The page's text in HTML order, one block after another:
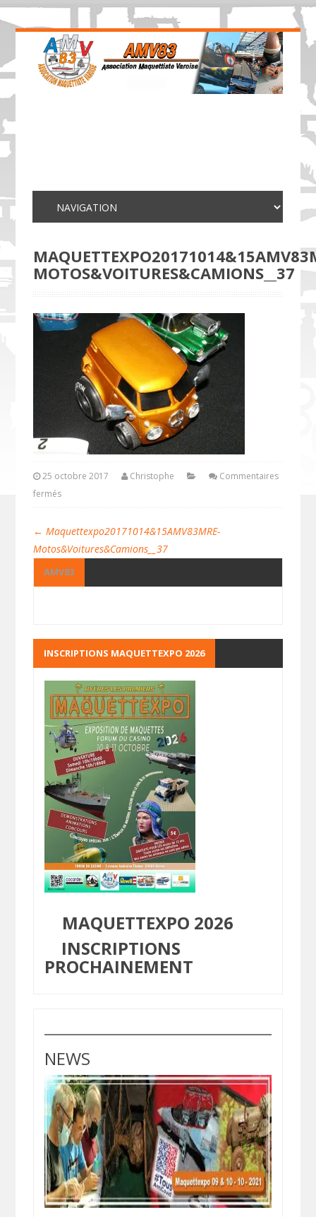
MOTOS&VOITURES&CAMIONS__37
25 octobre 2017 Christophe
Commentaires
fermés
← Maquettexpo20171014&15AMV83MRE-
Motos&Voitures&Camions__37
AMV83
INSCRIPTIONS MAQUETTEXPO 2026
MAQUETTEXPO 2026
INSCRIPTIONS
PROCHAINEMENT
NEWS